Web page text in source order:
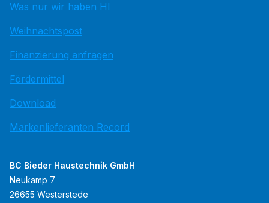
Was nur wir haben HI
Weihnachtspost
Finanzierung anfragen
Fördermittel
Download
Markenlieferanten Record
BC Bieder Haustechnik GmbH
Neukamp 7
26655 Westerstede